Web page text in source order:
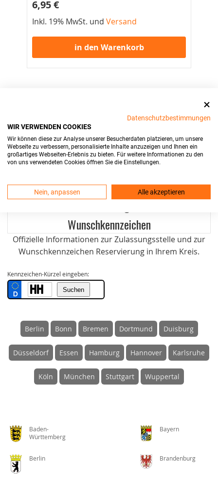
6,95 €
Inkl. 19% MwSt. und Versand
in den Warenkorb
Alle Preise inkls. MwSt undVersand
Über BilligKennzeichen.de
Deutsche Zulassungsstellen &
Wunschkennzeichen
Offizielle Informationen zur Zulassungsstelle und zur
Wunschkennzeichen Reservierung in Ihrem Kreis.
Kennzeichen-Kürzel eingeben:
Berlin Bonn Bremen Dortmund Duisburg
Düsseldorf Essen Hamburg Hannover Karlsruhe
Köln München Stuttgart Wuppertal
Baden-
Württemberg
Bayern
Berlin Brandenburg
Datenschutzbestimmungen
WIR VERWENDEN COOKIES
Wir können diese zur Analyse unserer Besucherdaten platzieren, um unsere
Webseite zu verbessern, personalisierte Inhalte anzuzeigen und Ihnen ein
großartiges Webseiten-Erlebnis zu bieten. Für weitere Informationen zu den
von uns verwendeten Cookies öffnen Sie die Einstellungen.
Nein, anpassen Alle akzeptieren